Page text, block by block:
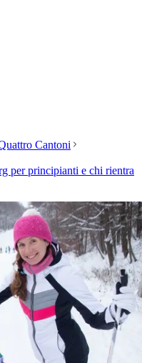
Cantoni
per principianti e chi rientra